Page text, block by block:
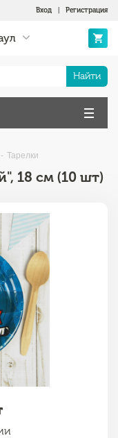
Вход Регистрация
Найти
Тарелки
18 см (10 шт)